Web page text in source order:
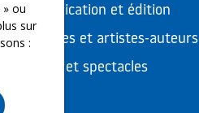
Communication et édition
Freelances et artistes-auteurs
Musique et spectacles
ou
sur
: